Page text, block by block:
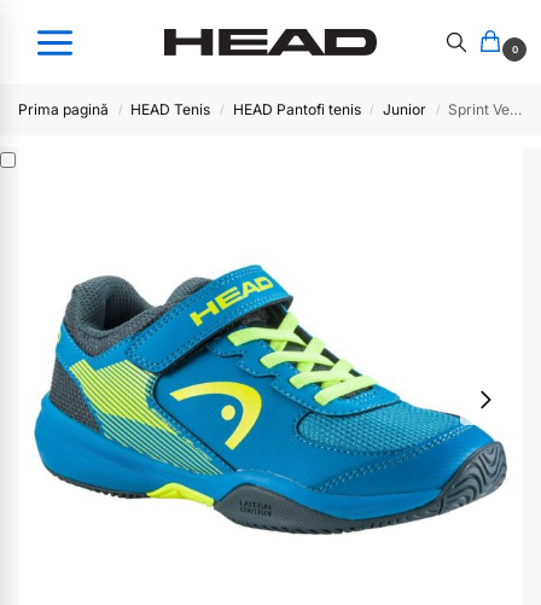
0
Prima pagină / HEAD Tenis / HEAD Pantofi tenis / Junior / Sprint Velcro 3.0 BLYE